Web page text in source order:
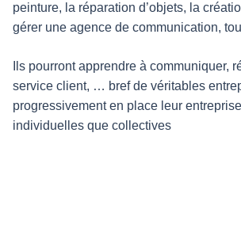
peinture, la réparation d’objets, la
gérer une agence de communication,
Ils pourront apprendre à communiquer,
service client, … bref de véritables
progressivement en place leur
individuelles que collectives